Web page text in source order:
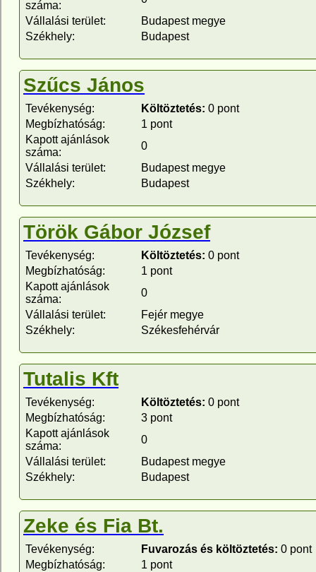
száma:
Vállalási terület:
Budapest megye
Székhely:
Budapest
Szűcs János
Tevékenység: Költöztetés: 0 pont
Megbízhatóság:
1 pont
Kapott ajánlások
száma:
0
Vállalási terület:
Budapest megye
Székhely:
Budapest
Török Gábor József
Tevékenység: Költöztetés: 0 pont
Megbízhatóság:
1 pont
Kapott ajánlások
száma:
0
Vállalási terület:
Fejér megye
Székhely:
Székesfehérvár
Tutalis Kft
Tevékenység: Költöztetés: 0 pont
Megbízhatóság:
3 pont
Kapott ajánlások
száma:
0
Vállalási terület:
Budapest megye
Székhely:
Budapest
Zeke és Fia Bt.
Tevékenység: Fuvarozás és költöztetés: 0 pont
Megbízhatóság:
1 pont